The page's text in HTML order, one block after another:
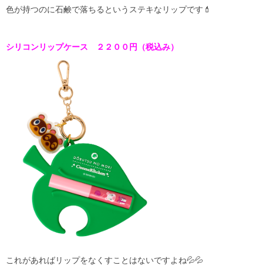
色が持つのに石鹸で落ちるというステキなリップです💄
シリコンリップケース ２２００円（税込み）
これがあればリップをなくすことはないですよね💦💦